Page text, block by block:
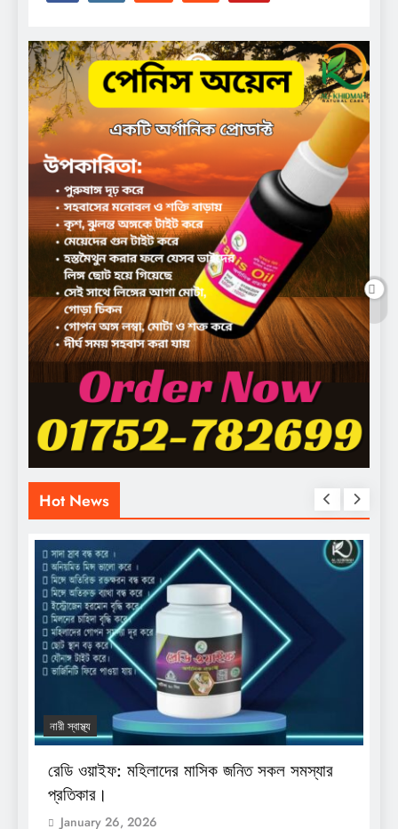
Hot News
নারী স্বাস্থ্য
রেডি ওয়াইফ: মহিলাদের মাসিক জনিত সকল সমস্যার
প্রতিকার।
January 26, 2026